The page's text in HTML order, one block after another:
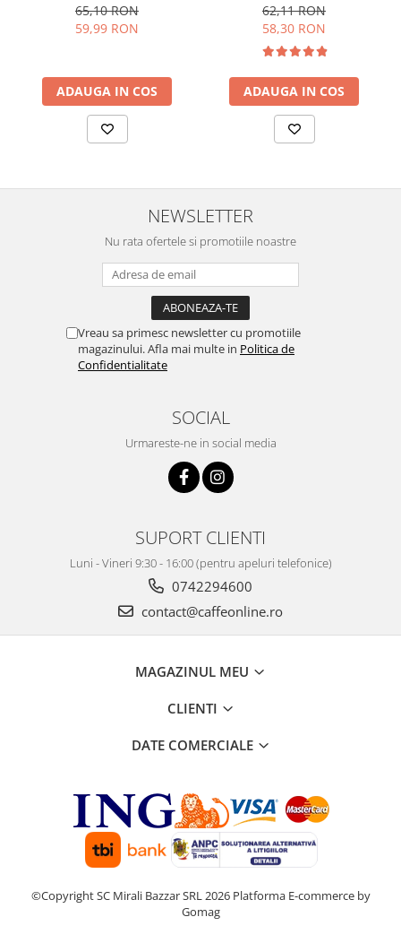
65,10 RON
59,99 RON
ADAUGA IN COS
62,11 RON
58,30 RON
ADAUGA IN COS
NEWSLETTER
Nu rata ofertele si promotiile noastre
Vreau sa primesc newsletter cu promotiile
magazinului. Afla mai multe in Politica de
Confidentialitate
SOCIAL
Urmareste-ne in social media
SUPORT CLIENTI
Luni - Vineri 9:30 - 16:00 (pentru apeluri telefonice)
0742294600
contact@caffeonline.ro
MAGAZINUL MEU
CLIENTI
DATE COMERCIALE
©Copyright SC Mirali Bazzar SRL 2026 Platforma E-commerce by
Gomag